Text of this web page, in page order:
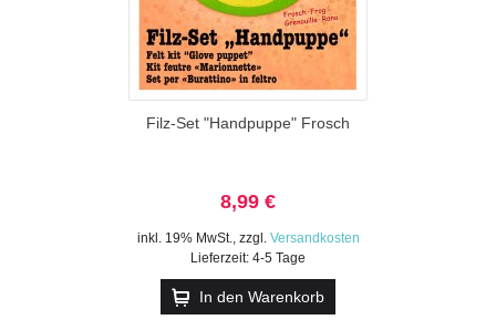
Filz-Set "Handpuppe" Frosch
8,99 €
inkl. 19% MwSt., zzgl. Versandkosten
Lieferzeit: 4-5 Tage
In den Warenkorb